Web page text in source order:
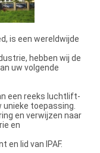
is een wereldwijde
hebben wij de
uw volgende
een reeks luchtlift-
toepassing.
en verwijzen naar
en
en lid van IPAF.